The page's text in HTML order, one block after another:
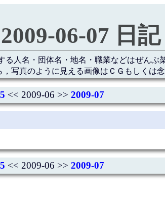
2009-06-07 日記
る人名・団体名・地名・職業などはぜんぶ
写真のように見える画像はＣＧもしくは
<< 2009-06 >> 2009-07
<< 2009-06 >> 2009-07